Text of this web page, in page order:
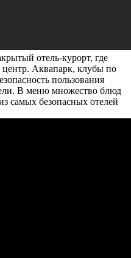
отель-курорт, где
Аквапарк, клубы по
пользования
В меню множество блюд
самых безопасных отелей